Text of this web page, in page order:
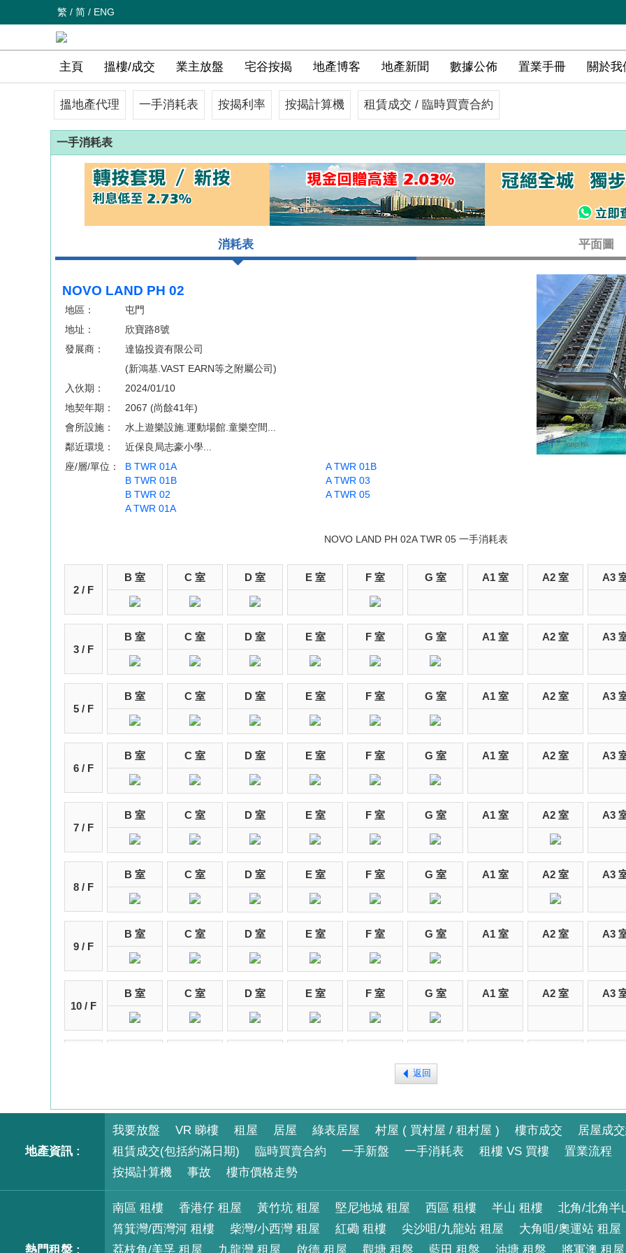
繁 / 简 / ENG
主頁 搵樓/成交 業主放盤 宅谷按揭 地產博客 地產新聞 數據公佈 置業手冊 關於我
搵地產代理 一手消耗表 按揭利率 按揭計算機 租賃成交 / 臨時買賣合約
一手消耗表
消耗表 平面圖
NOVO LAND PH 02
地區：
屯門
地址：
欣寶路8號
發展商：
達協投資有限公司
(新鴻基.VAST EARN等之附屬公司)
入伙期：
2024/01/10
地契年期：
2067 (尚餘41年)
會所設施：
水上遊樂設施.運動場館.童樂空間...
鄰近環境：
近保良局志豪小學...
座/層/單位：
B TWR 01A
A TWR 01B
B TWR 01B
A TWR 03
B TWR 02
A TWR 05
A TWR 01A
NOVO LAND PH 02A TWR 05 一手消耗表
2 / F
B 室 C 室 D 室 E 室 F 室 G 室 A1 室 A2 室 A3
3 / F
B 室 C 室 D 室 E 室 F 室 G 室 A1 室 A2 室 A3
5 / F
B 室 C 室 D 室 E 室 F 室 G 室 A1 室 A2 室 A3
6 / F
B 室 C 室 D 室 E 室 F 室 G 室 A1 室 A2 室 A3
7 / F
B 室 C 室 D 室 E 室 F 室 G 室 A1 室 A2 室 A3
8 / F
B 室 C 室 D 室 E 室 F 室 G 室 A1 室 A2 室 A3
9 / F
B 室 C 室 D 室 E 室 F 室 G 室 A1 室 A2 室 A3
10 / F
B 室 C 室 D 室 E 室 F 室 G 室 A1 室 A2 室 A3
B 室 C 室 D 室 E 室 F 室 G 室 A1 室 A2 室 A3
B 室 C 室 D 室
16 / F
B 室 C 室 D 室 E 室 F 室 G 室 A1 室 A2 室 A3
返回
地產資訊 :
我要放盤 VR 睇樓 租屋 居屋 綠表居屋 村屋 ( 買村屋 / 租村屋 ) 樓市成交
居屋成
租賃成交(包括約滿日期)
臨時買賣合約 一手新盤 一手消耗表 租樓 VS 買樓
置業流程
按揭計算機
事故 樓市價格走勢
熱門租盤 :
南區 租樓 香港仔 租屋 黃竹坑 租屋 堅尼地城 租屋 西區 租樓 半山 租樓
北角/北角半
筲箕灣/西灣河 租樓
柴灣/小西灣 租屋 紅磡 租樓 尖沙咀/九龍站 租屋
大角咀/奧運站 租屋
荔枝角/美孚 租屋
九龍灣 租屋 啟德 租屋 觀塘 租盤 藍田 租盤 油塘 租盤 將軍澳 租屋